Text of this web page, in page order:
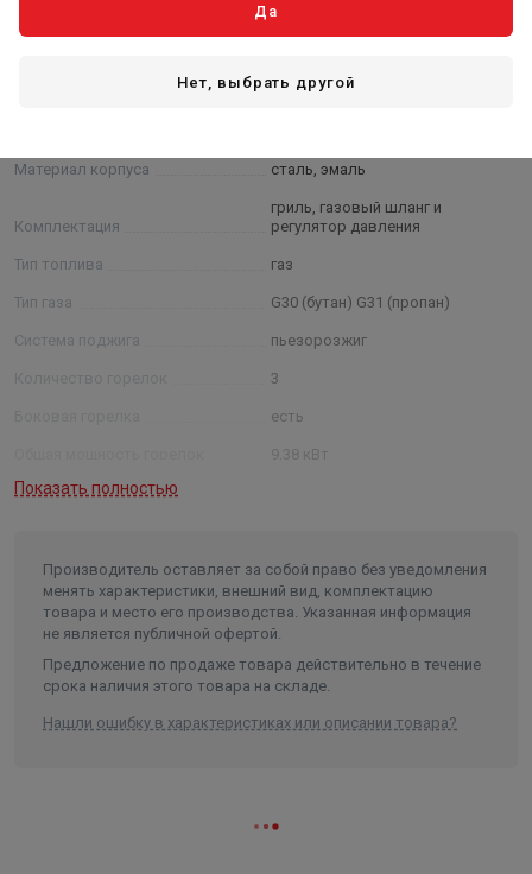
Характеристики
Материал корпуса сталь, эмаль
Комплектация
гриль, газовый шланг и
регулятор давления
Тип топлива газ
Тип газа G30 (бутан) G31 (пропан)
Система поджига пьезорозжиг
3
есть
9,38 кВт
Размер жарочной поверхности
Материал решетки хромированная сталь
Толщина металла от 0,6 до 0,9 мм
Размер в собранном виде
(ВхГхШ)
136,5 х 53,4 х 110,5 см
Показать полностью
Производитель оставляет за собой право без уведомления
менять характеристики, внешний вид, комплектацию
товара и место его производства. Указанная информация
не является публичной офертой.
Предложение по продаже товара действительно в течение
срока наличия этого товара на складе.
Нашли ошибку в характеристиках или описании товара?
Да
Нет, выбрать другой